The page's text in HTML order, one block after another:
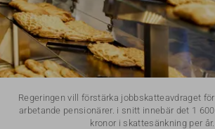
Regeringen vill förstärka jobbskatteavdraget för
arbetande pensionärer. i snitt innebär det 1 600
kronor i skattesänkning per år.